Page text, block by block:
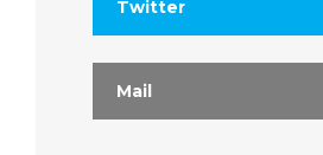
Twitter
Mail